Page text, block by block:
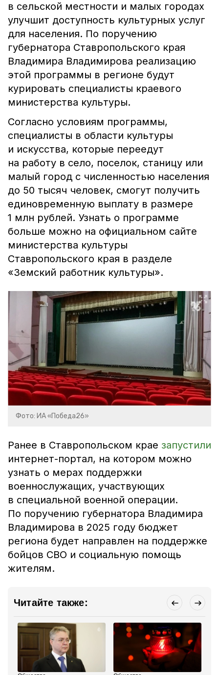
в сельской местности и малых городах
улучшит доступность культурных услуг
для населения. По поручению
губернатора Ставропольского края
Владимира Владимирова реализацию
этой программы в регионе будут
курировать специалисты краевого
министерства культуры.
Согласно условиям программы,
специалисты в области культуры
и искусства, которые переедут
на работу в село, поселок, станицу или
малый город с численностью населения
до 50 тысяч человек, смогут получить
единовременную выплату в размере
1 млн рублей. Узнать о программе
больше можно на официальном сайте
министерства культуры
Ставропольского края в разделе
«Земский работник культуры».
Фото: ИА «Победа26»
Ранее в Ставропольском крае запустили
интернет-портал, на котором можно
узнать о мерах поддержки
военнослужащих, участвующих
в специальной военной операции.
По поручению губернатора Владимира
Владимирова в 2025 году бюджет
региона будет направлен на поддержке
бойцов СВО и социальную помощь
жителям.
Читайте также: